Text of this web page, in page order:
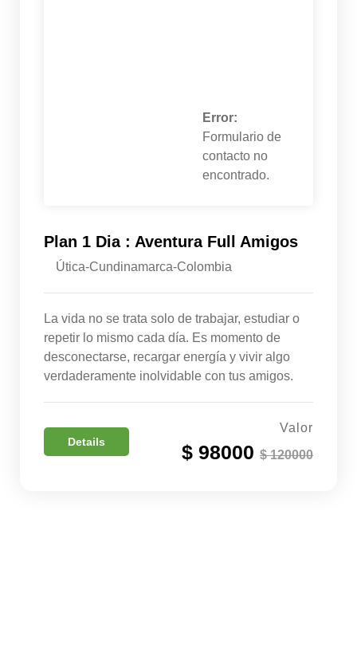
Error:
Formulario de
contacto no
encontrado.
Plan 1 Dia : Aventura Full Amigos
Útica-Cundinamarca-Colombia
La vida no se trata solo de trabajar, estudiar o
repetir lo mismo cada día. Es momento de
desconectarse, recargar energía y vivir algo
verdaderamente inolvidable con tus amigos.
Details
Valor
$ 98000 $ 120000